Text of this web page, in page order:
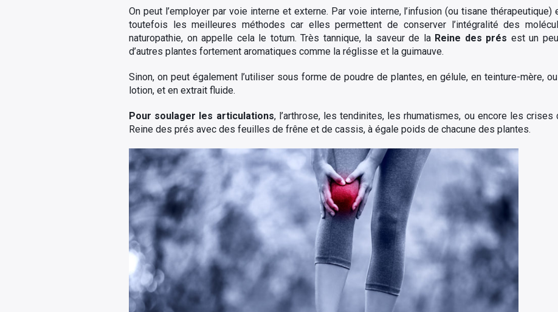
On peut l’employer par voie interne et externe. Par voie interne, l’infusion (ou tisane
toutefois les meilleures méthodes car elles permettent de conserver l’intégralité des
naturopathie, on appelle cela le totum. Très tannique, la saveur de la Reine des prés est un
d’autres plantes fortement aromatiques comme la réglisse et la guimauve.
Sinon, on peut également l’utiliser sous forme de poudre de plantes, en gélule, en teinture-mère,
lotion, et en extrait fluide.
Pour soulager les articulations, l’arthrose, les tendinites, les rhumatismes, ou encore les
Reine des prés avec des feuilles de frêne et de cassis, à égale poids de chacune des plantes.